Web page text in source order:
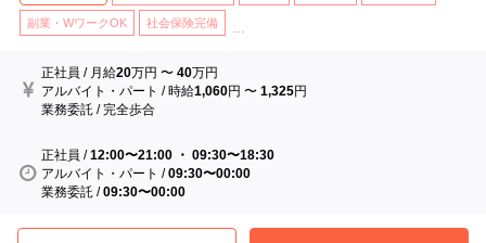
副業・WワークOK 社会保険完備
正社員 / 月給20万円 〜40万円
アルバイト・パート /時給1,060円 〜1,325円
業務委託 /完全歩合
正社員 /12:00〜21:00 ・ 09:30〜18:30
アルバイト・パート /09:30〜00:00
業務委託 /09:30〜00:00